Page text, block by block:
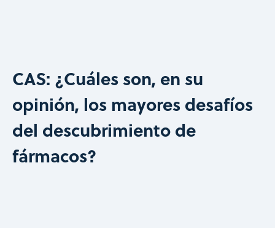
CAS: ¿Cuáles son, en su
opinión, los mayores desafíos
del descubrimiento de
fármacos?